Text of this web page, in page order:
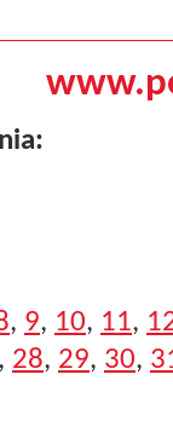
, 9, 10, 11,
, 28, 29, 30,